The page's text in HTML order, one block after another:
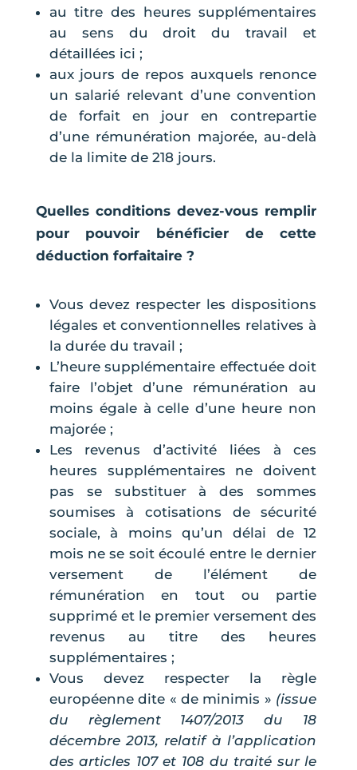
au titre des heures supplémentaires
au sens du droit du travail et
détaillées ici ;
aux jours de repos auxquels renonce
un salarié relevant d’une convention
de forfait en jour en contrepartie
d’une rémunération majorée, au-delà
de la limite de 218 jours.
Quelles conditions devez-vous remplir
pour pouvoir bénéficier de cette
déduction forfaitaire ?
Vous devez respecter les dispositions
légales et conventionnelles relatives à
la durée du travail ;
L’heure supplémentaire effectuée doit
faire l’objet d’une rémunération au
moins égale à celle d’une heure non
majorée ;
Les revenus d’activité liées à ces
heures supplémentaires ne doivent
pas se substituer à des sommes
soumises à cotisations de sécurité
sociale, à moins qu’un délai de 12
mois ne se soit écoulé entre le dernier
versement de l’élément de
rémunération en tout ou partie
supprimé et le premier versement des
revenus au titre des heures
supplémentaires ;
Vous devez respecter la règle
européenne dite « de minimis » (issue
du règlement 1407/2013 du 18
décembre 2013, relatif à l’application
des articles 107 et 108 du traité sur le